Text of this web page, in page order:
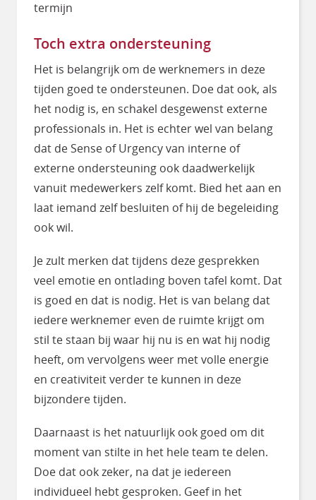
termijn
Toch extra ondersteuning
Het is belangrijk om de werknemers in deze
tijden goed te ondersteunen. Doe dat ook, als
het nodig is, en schakel desgewenst externe
professionals in. Het is echter wel van belang
dat de Sense of Urgency van interne of
externe ondersteuning ook daadwerkelijk
vanuit medewerkers zelf komt. Bied het aan en
laat iemand zelf besluiten of hij de begeleiding
ook wil.
Je zult merken dat tijdens deze gesprekken
veel emotie en ontlading boven tafel komt. Dat
is goed en dat is nodig. Het is van belang dat
iedere werknemer even de ruimte krijgt om
stil te staan bij waar hij nu is en wat hij nodig
heeft, om vervolgens weer met volle energie
en creativiteit verder te kunnen in deze
bijzondere tijden.
Daarnaast is het natuurlijk ook goed om dit
moment van stilte in het hele team te delen.
Doe dat ook zeker, na dat je iedereen
individueel hebt gesproken. Geef in het